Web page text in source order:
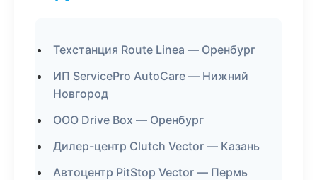
Техстанция Route Linea — Оренбург
ИП ServicePro AutoCare — Нижний
Новгород
ООО Drive Box — Оренбург
Дилер-центр Clutch Vector — Казань
Автоцентр PitStop Vector — Пермь